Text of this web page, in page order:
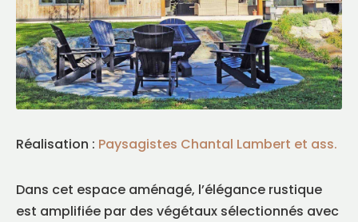
Réalisation : Paysagistes Chantal Lambert et ass.
Dans cet espace aménagé, l’élégance rustique
est amplifiée par des végétaux sélectionnés avec